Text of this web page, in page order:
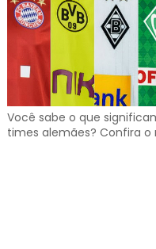
Você sabe o que
times alemães? Confira o